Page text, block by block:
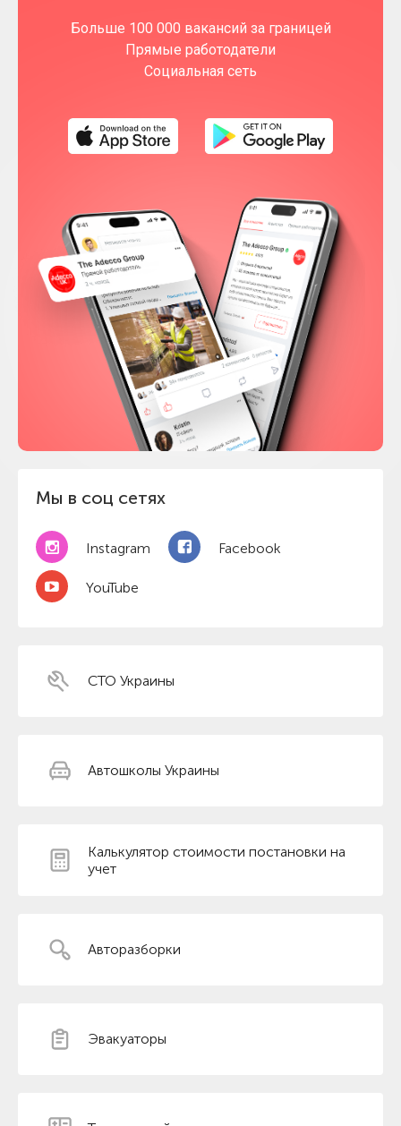
Мы в соц сетях
Instagram Facebook
YouTube
Больше 100 000 вакансий за границей
Прямые работодатели
Социальная сеть
СТО Украины
Автошколы Украины
Калькулятор стоимости постановки на
учет
Авторазборки
Эвакуаторы